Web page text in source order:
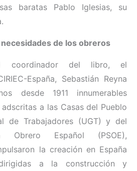
baratas Pablo Iglesias, su
de los obreros
coordinador del libro, el
España, Sebastián Reyna
desde 1911 innumerables
a las Casas del Pueblo
de Trabajadores (UGT) y del
Obrero Español (PSOE),
la creación en España
a la construcción y